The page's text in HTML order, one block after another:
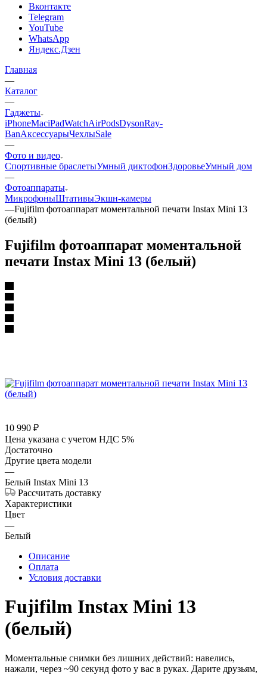
Вконтакте
Telegram
YouTube
WhatsApp
Яндекс.Дзен
Главная
—
Каталог
—
Гаджеты
iPhoneMaciPadWatchAirPodsDysonRay-
BanАксессуарыЧехлыSale
—
Фото и видео
Спортивные браслетыУмный диктофонЗдоровьеУмный дом
—
Фотоаппараты
МикрофоныШтативыЭкшн-камеры
—Fujifilm фотоаппарат моментальной печати Instax Mini 13
(белый)
Fujifilm фотоаппарат моментальной
печати Instax Mini 13 (белый)
10 990 ₽
Цена указана с учетом НДС 5%
Достаточно
Другие цвета модели
—
Белый Instax Mini 13
Рассчитать доставку
Характеристики
Цвет
—
Белый
Описание
Оплата
Условия доставки
Fujifilm Instax Mini 13
(белый)
Моментальные снимки без лишних действий: навелись,
нажали, через ~90 секунд фото у вас в руках. Дарите друзьям,